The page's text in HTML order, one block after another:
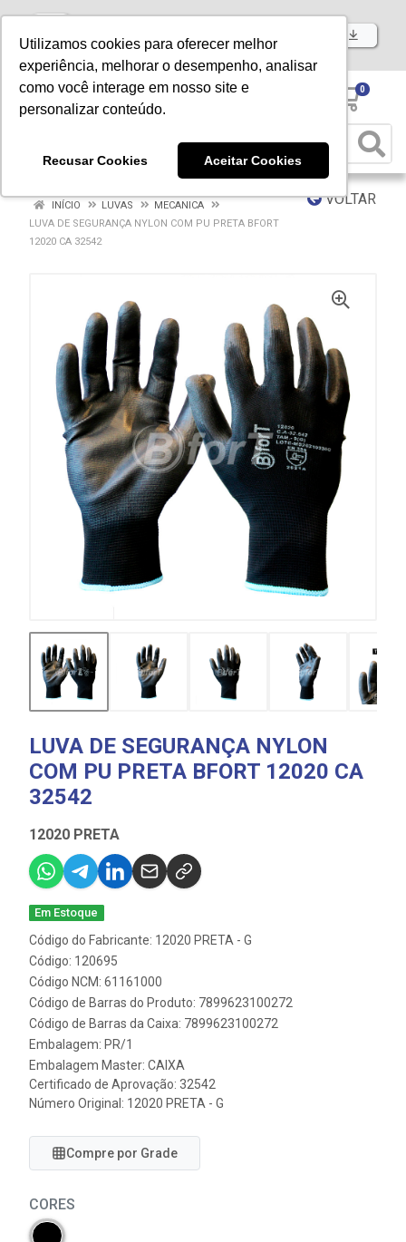
Utilizamos cookies para oferecer melhor
experiência, melhorar o desempenho, analisar
como você interage em nosso site e
personalizar conteúdo.
Recusar Cookies Aceitar Cookies
Baixe já nosso APP
0
VOLTAR
INÍCIO LUVAS
MECANICA
LUVA DE SEGURANÇA NYLON COM PU PRETA BFORT
12020 CA 32542
LUVA DE SEGURANÇA NYLON
COM PU PRETA BFORT 12020 CA
32542
12020 PRETA
Em Estoque
Código do Fabricante: 12020 PRETA - G
Código: 120695
Código NCM: 61161000
Código de Barras do Produto: 7899623100272
Código de Barras da Caixa: 7899623100272
Embalagem: PR/1
Embalagem Master: CAIXA
Certificado de Aprovação: 32542
Número Original: 12020 PRETA - G
Compre por Grade
CORES